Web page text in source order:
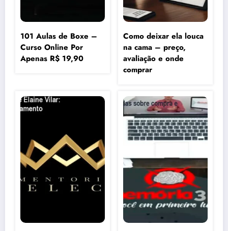
101 Aulas de Boxe –
Curso Online Por
Apenas R$ 19,90
Como deixar ela louca
na cama – preço,
avaliação e onde
comprar